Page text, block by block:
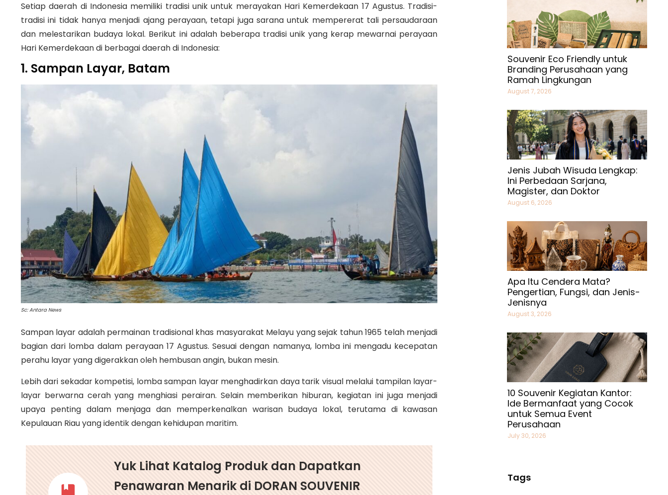
Setiap daerah di Indonesia memiliki tradisi unik untuk merayakan Hari Kemerdekaan 17 Agustus. Tradisi-
tradisi ini tidak hanya menjadi ajang perayaan, tetapi juga sarana untuk mempererat tali persaudaraan
dan melestarikan budaya lokal. Berikut ini adalah beberapa tradisi unik yang kerap mewarnai perayaan
Hari Kemerdekaan di berbagai daerah di Indonesia:
1. Sampan Layar, Batam
Sc: Antara News
Sampan layar adalah permainan tradisional khas masyarakat Melayu yang sejak tahun 1965 telah menjadi
bagian dari lomba dalam perayaan 17 Agustus. Sesuai dengan namanya, lomba ini mengadu kecepatan
perahu layar yang digerakkan oleh hembusan angin, bukan mesin.
Lebih dari sekadar kompetisi, lomba sampan layar menghadirkan daya tarik visual melalui tampilan layar-
layar berwarna cerah yang menghiasi perairan. Selain memberikan hiburan, kegiatan ini juga menjadi
upaya penting dalam menjaga dan memperkenalkan warisan budaya lokal, terutama di kawasan
Kepulauan Riau yang identik dengan kehidupan maritim.
Yuk Lihat Katalog Produk dan Dapatkan
Penawaran Menarik di DORAN SOUVENIR
Souvenir Eco Friendly untuk
Branding Perusahaan yang
Ramah Lingkungan
August 7, 2026
Jenis Jubah Wisuda Lengkap:
Ini Perbedaan Sarjana,
Magister, dan Doktor
August 6, 2026
Apa Itu Cendera Mata?
Pengertian, Fungsi, dan Jenis-
Jenisnya
August 3, 2026
10 Souvenir Kegiatan Kantor:
Ide Bermanfaat yang Cocok
untuk Semua Event
Perusahaan
July 30, 2026
Tags